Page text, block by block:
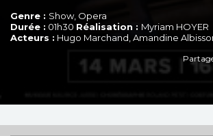
Genre : Show, Opera
Durée : 01h30 Réalisation : Myriam HOYER
Acteurs : Hugo Marchand, Amandine